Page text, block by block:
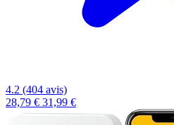
4.2 (404 avis)
28,79 € 31,99 €